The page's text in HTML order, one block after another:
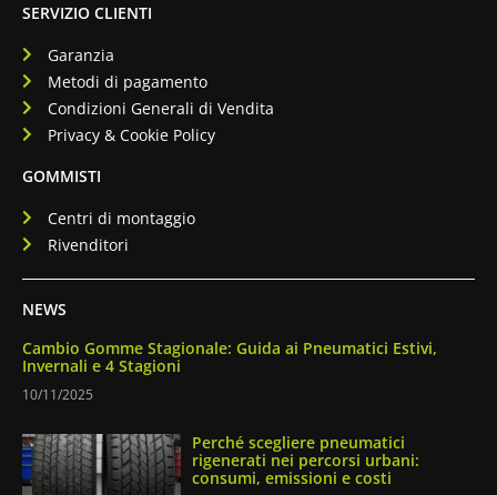
SERVIZIO CLIENTI
Garanzia
Metodi di pagamento
Condizioni Generali di Vendita
Privacy & Cookie Policy
GOMMISTI
Centri di montaggio
Rivenditori
NEWS
Cambio Gomme Stagionale: Guida ai Pneumatici Estivi,
Invernali e 4 Stagioni
10/11/2025
Perché scegliere pneumatici
rigenerati nei percorsi urbani:
consumi, emissioni e costi